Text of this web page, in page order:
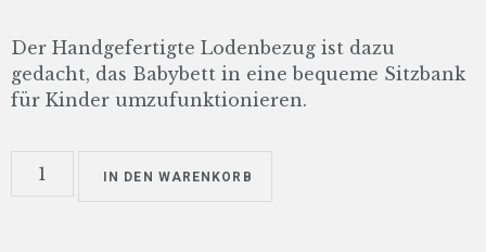
Der Handgefertigte Lodenbezug ist dazu
gedacht, das Babybett in eine bequeme Sitzbank
für Kinder umzufunktionieren.
IN DEN WARENKORB